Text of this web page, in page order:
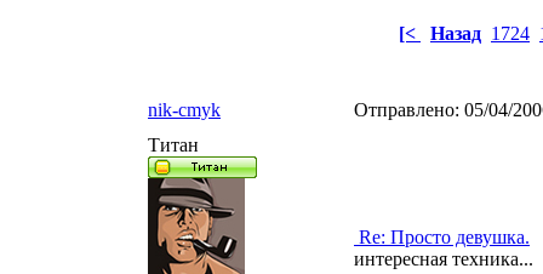
[< Назад 1724
nik-cmyk Отправлено: 05/04/
Титан
Re: Просто девушка.
интересная техника...